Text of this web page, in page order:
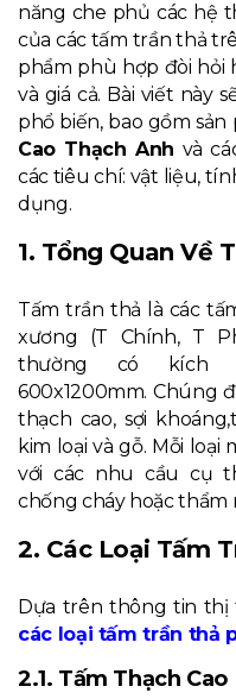
năng che phủ các hệ
của các tấm trần thả
phẩm phù hợp đòi hỏi
và giá cả. Bài viết này
phổ biến, bao gồm
Cao Thạch Anh và
các tiêu chí: vật liệu,
dụng.
1. Tổng Quan Về
Tấm trần thả là các
xương (T Chính, T
thường có kích
600x1200mm. Chúng
thạch cao, sợi
kim loại và gỗ. Mỗi
với các nhu cầu cụ
chống cháy hoặc thẩm
2. Các Loại Tấm
Dựa trên thông tin thị
các loại tấm trần thả
2.1. Tấm Thạch Cao